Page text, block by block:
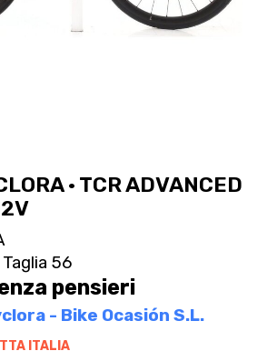
· TCR ADVANCED
56
pensieri
- Bike Ocasión S.L.
ITALIA